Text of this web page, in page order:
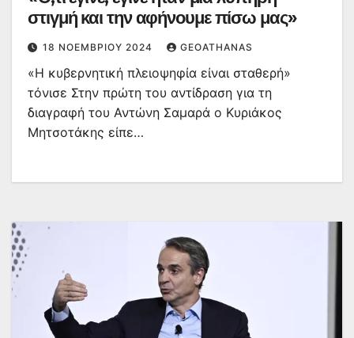
στιγμή και την αφήνουμε πίσω μας»
18 ΝΟΕΜΒΡΊΟΥ 2024 GEOATHANAS
«Η κυβερνητική πλειοψηφία είναι σταθερή»
τόνισε Στην πρώτη του αντίδραση για τη
διαγραφή του Αντώνη Σαμαρά ο Κυριάκος
Μητσοτάκης είπε…